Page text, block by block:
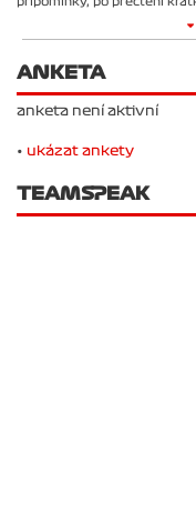
Ve forum je otevřené
připomínky, po přečtení
ANKETA
TEAMSPEAK